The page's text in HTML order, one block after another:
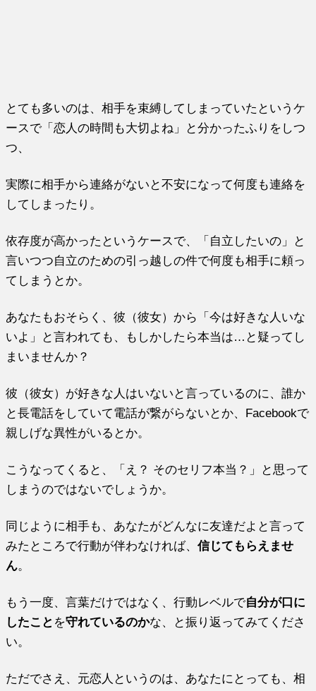
とても多いのは、相手を束縛してしまっていたというケ
ースで「恋人の時間も大切よね」と分かったふりをしつ
つ、
実際に相手から連絡がないと不安になって何度も連絡を
してしまったり。
依存度が高かったというケースで、「自立したいの」と
言いつつ自立のための引っ越しの件で何度も相手に頼っ
てしまうとか。
あなたもおそらく、彼（彼女）から「今は好きな人いな
いよ」と言われても、もしかしたら本当は…と疑ってし
まいませんか？
彼（彼女）が好きな人はいないと言っているのに、誰か
と長電話をしていて電話が繋がらないとか、Facebookで
親しげな異性がいるとか。
こうなってくると、「え？ そのセリフ本当？」と思って
しまうのではないでしょうか。
同じように相手も、あなたがどんなに友達だよと言って
みたところで行動が伴わなければ、信じてもらえませ
ん。
もう一度、言葉だけではなく、行動レベルで自分が口に
したこと を守れているのかな、と振り返ってみてくださ
い。
ただでさえ、元恋人というのは、あなたにとっても、相